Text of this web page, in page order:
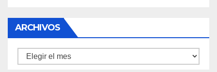
ARCHIVOS
Archivos